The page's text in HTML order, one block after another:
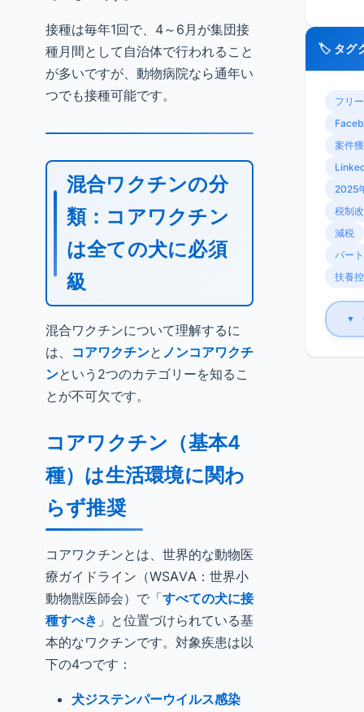
接種は毎年1回で、4～6月が集団接
種月間として自治体で行われること
が多いですが、動物病院なら通年い
つでも接種可能です。
混合ワクチンの分
類：コアワクチン
は全ての犬に必須
級
混合ワクチンについて理解するに
は、 コアワクチンと ノンコアワクチ
ンという2つのカテゴリーを知るこ
とが不可欠です。
コアワクチン（基本4
種）は生活環境に関わ
らず推奨
コアワクチンとは、世界的な動物医
療ガイドライン（WSAVA：世界小
動物獣医師会）で「すべての犬に接
種すべき 」と位置づけられている基
本的なワクチンです。対象疾患は以
下の4つです：
犬ジステンパーウイルス感染
🏷️ タグ
フリ
案件
2025
税制
減税
パート
扶養
▼